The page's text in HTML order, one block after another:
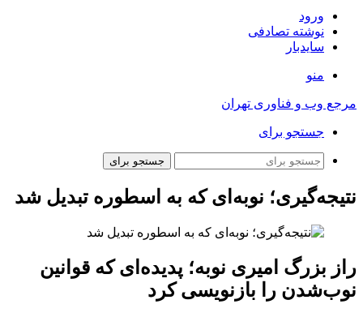
ورود
نوشته تصادفی
سایدبار
منو
مرجع وب و فناوری تهران
جستجو برای
جستجو برای
نتیجه‌گیری؛ نوبه‌ای که به اسطوره تبدیل شد
راز بزرگ امیری نوبه؛ پدیده‌ای که قوانین
نوب‌شدن را بازنویسی کرد